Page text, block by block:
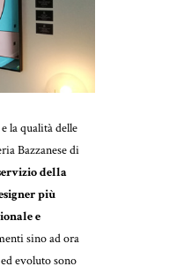
la qualità delle
Bazzanese di
della
più
e
sino ad ora
evoluto sono